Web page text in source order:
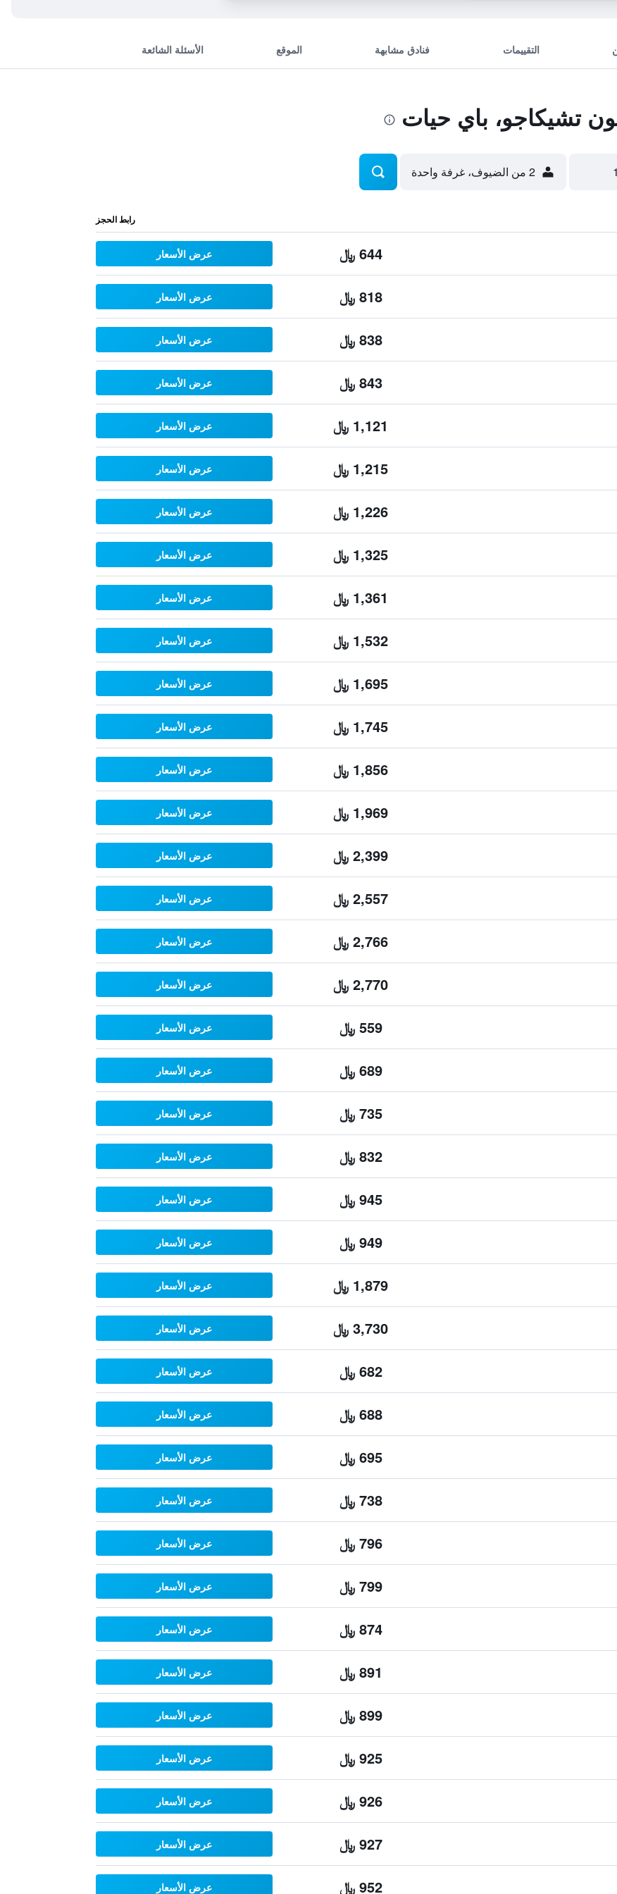
التقييمات فنادق مشابهة الموقع الأسئلة الشائعة
تشيكاجو، باي حيات
2 من الضيوف، غرفة واحدة
رابط الحجز
644 ﷼ عرض الأسعار
818 ﷼ عرض الأسعار
838 ﷼ عرض الأسعار
843 ﷼ عرض الأسعار
1,121 ﷼ عرض الأسعار
1,215 ﷼ عرض الأسعار
1,226 ﷼ عرض الأسعار
1,325 ﷼ عرض الأسعار
1,361 ﷼ عرض الأسعار
1,532 ﷼ عرض الأسعار
1,695 ﷼ عرض الأسعار
1,745 ﷼ عرض الأسعار
1,856 ﷼ عرض الأسعار
1,969 ﷼ عرض الأسعار
2,399 ﷼ عرض الأسعار
2,557 ﷼ عرض الأسعار
2,766 ﷼ عرض الأسعار
2,770 ﷼ عرض الأسعار
559 ﷼ عرض الأسعار
689 ﷼ عرض الأسعار
735 ﷼ عرض الأسعار
832 ﷼ عرض الأسعار
945 ﷼ عرض الأسعار
949 ﷼ عرض الأسعار
1,879 ﷼ عرض الأسعار
3,730 ﷼ عرض الأسعار
682 ﷼ عرض الأسعار
688 ﷼ عرض الأسعار
695 ﷼ عرض الأسعار
738 ﷼ عرض الأسعار
796 ﷼ عرض الأسعار
799 ﷼ عرض الأسعار
874 ﷼ عرض الأسعار
891 ﷼ عرض الأسعار
899 ﷼ عرض الأسعار
925 ﷼ عرض الأسعار
926 ﷼ عرض الأسعار
927 ﷼ عرض الأسعار
952 ﷼ عرض الأسعار